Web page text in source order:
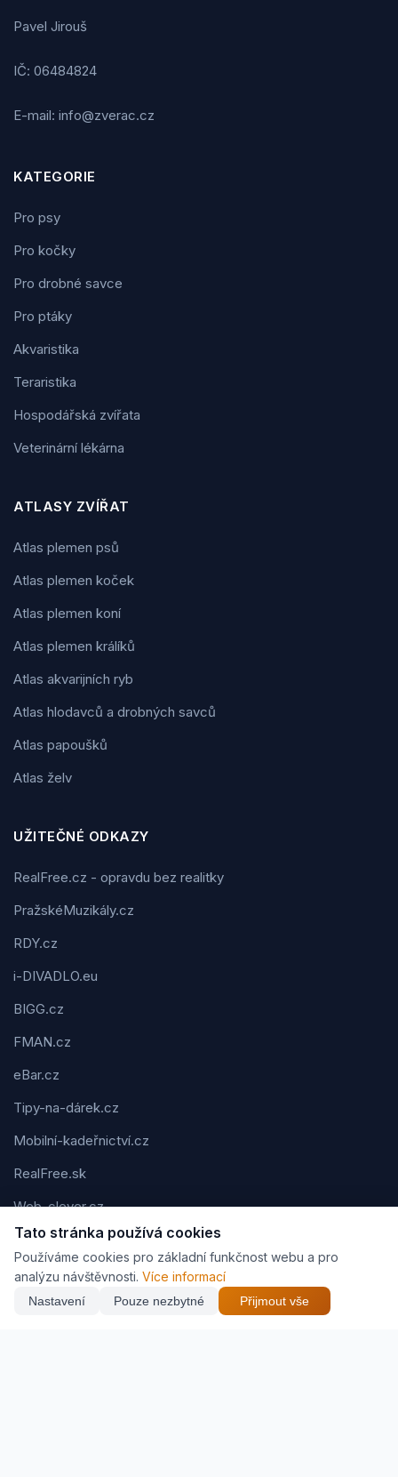
Pavel Jirouš
IČ: 06484824
E-mail: info@zverac.cz
KATEGORIE
Pro psy
Pro kočky
Pro drobné savce
Pro ptáky
Akvaristika
Teraristika
Hospodářská zvířata
Veterinární lékárna
ATLASY ZVÍŘAT
Atlas plemen psů
Atlas plemen koček
Atlas plemen koní
Atlas plemen králíků
Atlas akvarijních ryb
Atlas hlodavců a drobných savců
Atlas papoušků
Atlas želv
UŽITEČNÉ ODKAZY
RealFree.cz - opravdu bez realitky
PražskéMuzikály.cz
RDY.cz
i-DIVADLO.eu
BIGG.cz
FMAN.cz
eBar.cz
Tipy-na-dárek.cz
Mobilní-kadeřnictví.cz
RealFree.sk
Web-clever.cz
Kvízov.cz
Karavaning.net
CVčko.eu
Tato stránka používá cookies
Používáme cookies pro základní funkčnost webu a pro
analýzu návštěvnosti. Více informací
Nastavení Pouze nezbytné Přijmout vše